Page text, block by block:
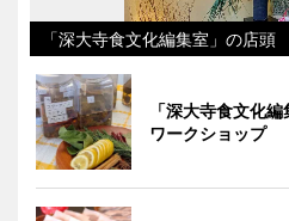
「深大寺食文化編集室」の店頭
「深大寺食文化
ワークショップ